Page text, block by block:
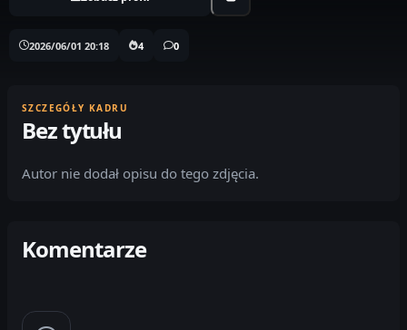
2026/06/01 20:18 4 0
SZCZEGÓŁY KADRU
Bez tytułu
Autor nie dodał opisu do tego zdjęcia.
Komentarze